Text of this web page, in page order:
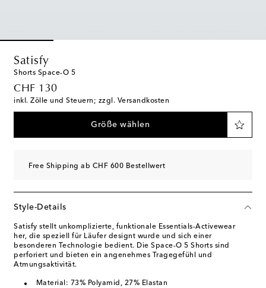
Satisfy
Shorts Space-O 5
CHF 130
original price
inkl. Zölle und Steuern; zzgl. Versandkosten
Größe wählen
Free Shipping ab CHF 600 Bestellwert
Style-Details
Satisfy stellt unkomplizierte, funktionale Essentials-Activewear
her, die speziell für Läufer designt wurde und sich einer
besonderen Technologie bedient. Die Space-O 5 Shorts sind
perforiert und bieten ein angenehmes Tragegefühl und
Atmungsaktivität.
Material: 73% Polyamid, 27% Elastan